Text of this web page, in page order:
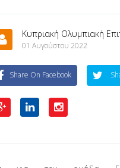
Κυπριακή Ολυμπιακή
01 Αυγούστου 2022
Share On Facebook